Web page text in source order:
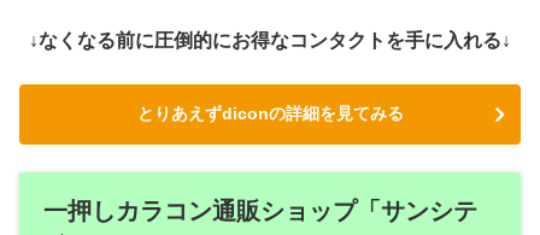
↓なくなる前に圧倒的にお得なコンタクトを手に入れる↓
とりあえずdiconの詳細を見てみる
一押しカラコン通販ショップ「サンシテ